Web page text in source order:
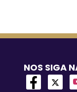
NOS SIGA